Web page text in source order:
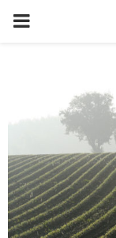
PRIMARY